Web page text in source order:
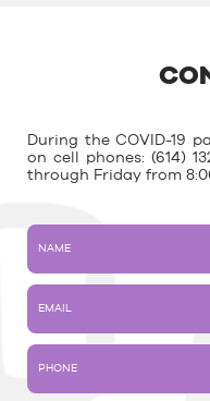
During the COVID-19
on cell phones: (614)
through Friday from